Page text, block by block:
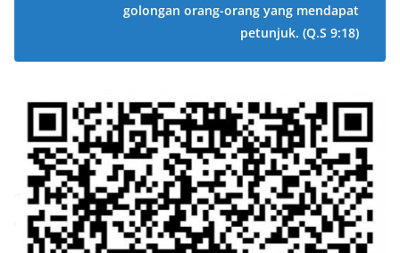
golongan orang-orang yang mendapat
petunjuk. (Q.S 9:18)